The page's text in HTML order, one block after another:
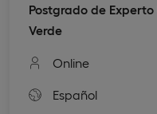
Postgrado de
Verde
Online
Español